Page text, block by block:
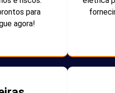
para
agora!